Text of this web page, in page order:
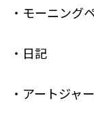
・モーニング
・日記
・アートジャ